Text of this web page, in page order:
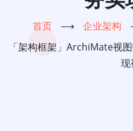
首页 ⟶ 企业架构
「架构框架」ArchiMate视
现